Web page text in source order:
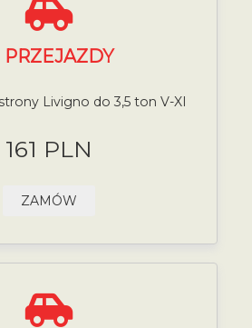
PRZEJAZDY
Livigno do 3,5 ton V-XI
161 PLN
ZAMÓW